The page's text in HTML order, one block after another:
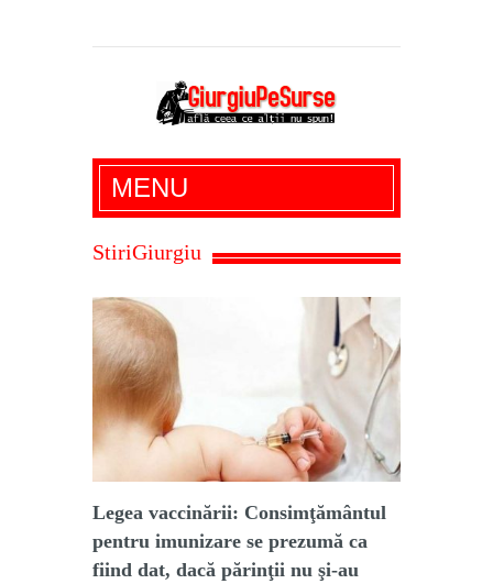
Giurgiu Pe Surse – actualitate giurgiu,
administratie giurgiu, stiri politice, social
economic, editoriale giurgiu, dezvaluiri,
MENU
StiriGiurgiu
Legea vaccinării: Consimţământul
pentru imunizare se prezumă ca
fiind dat, dacă părinţii nu şi-au